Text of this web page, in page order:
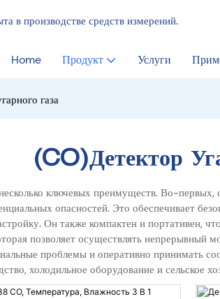
в производстве средств измерений.
Home Продукт Услуги
газа
(CO)Детектор
ключевых преимуществ. Во-
опасностей. Это обеспечивает
Он также компактен и
позволяет осуществлять непрерывный
проблемы и оперативно принимать
холодильное оборудование и сельское